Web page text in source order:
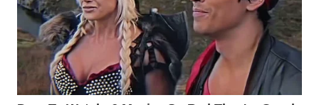
TAPANULI
TENGAH
WN DELI
SERDANG